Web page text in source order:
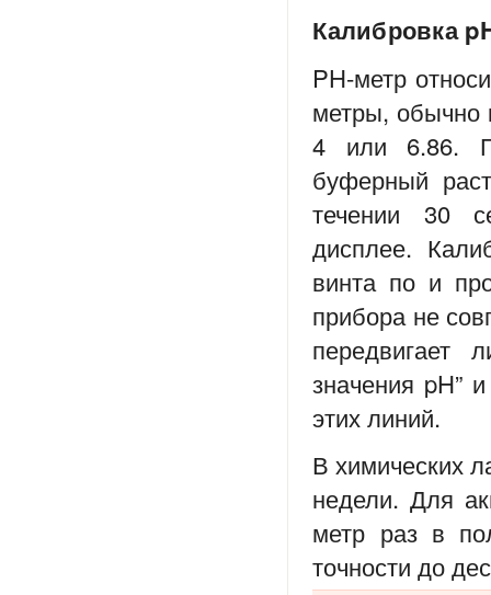
Калибровка
PH-метр
метры, обычно
4 или 6.86.
буферный
течении 30
дисплее.
винта по и
прибора не
передвигает
значения pH”
этих линий.
В химических
недели. Для
метр раз в
точности до